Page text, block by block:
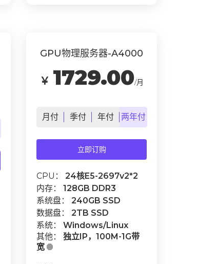
GPU物理服务器-A4000
￥ 1729.00/月
月 付 季付 年付 两年付
立即订购
CPU： 24核E5-2697v2*2
内存： 128GB DDR3
系统盘： 240GB SSD
数据盘： 2TB SSD
系统： Windows/Linux
其他： 独立IP，100M-1G带
宽 